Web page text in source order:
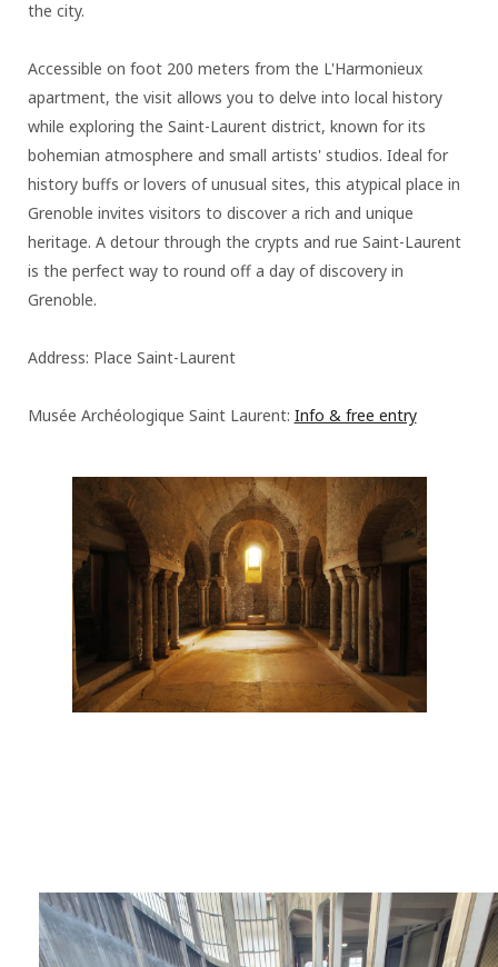
the city.
Accessible on foot 200 meters from the L'Harmonieux
apartment, the visit allows you to delve into local history
while exploring the Saint-Laurent district, known for its
bohemian atmosphere and small artists' studios. Ideal for
history buffs or lovers of unusual sites, this atypical place in
Grenoble invites visitors to discover a rich and unique
heritage. A detour through the crypts and rue Saint-Laurent
is the perfect way to round off a day of discovery in
Grenoble.
Address: Place Saint-Laurent
Musée Archéologique Saint Laurent: Info & free entry